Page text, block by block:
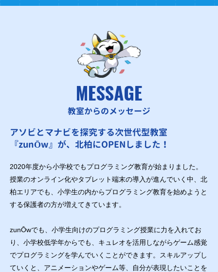
MESSAGE
教室からのメッセージ
アソビとマナビを探究する次世代型教室
『zunŌw』が、北柏にOPENしました！
2020年度から小学校でもプログラミング教育が始まりました。
授業のオンライン化やタブレット端末の導入が進んでいく中、北
柏エリアでも、小学生の内からプログラミング教育を始めようと
する保護者の方が増えてきています。
zunŌwでも、小学生向けのプログラミング授業に力を入れてお
り、小学校低学年からでも、キュレオを活用しながらゲーム感覚
でプログラミングを学んでいくことができます。スキルアップし
ていくと、アニメーションやゲーム等、自分が表現したいことを